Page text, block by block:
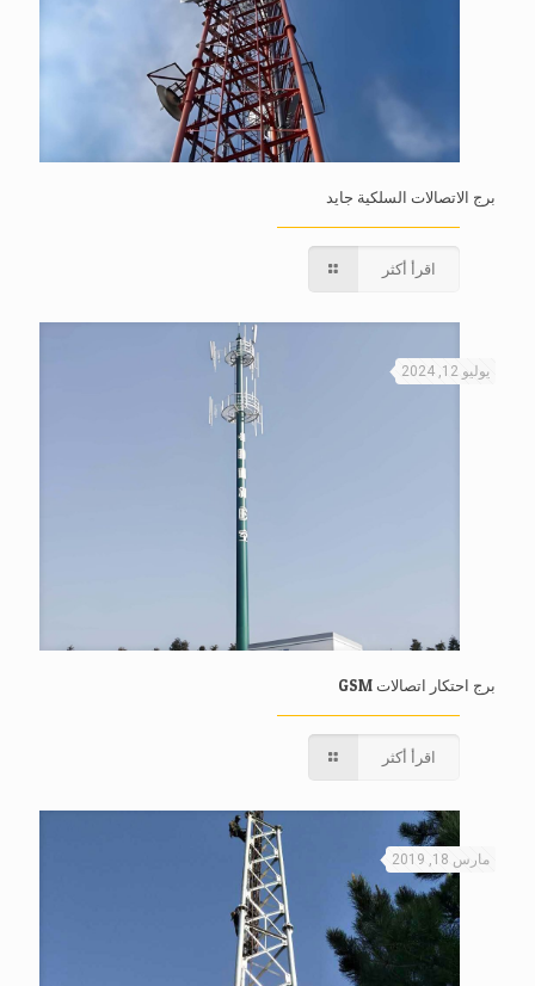
برج الاتصالات السلكية جايد
اقرأ أكثر
يوليو 12, 2024
برج احتكار اتصالات GSM
اقرأ أكثر
مارس 18, 2019